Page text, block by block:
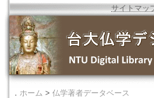
サイトマッ
． ホーム > 仏学著者データベース